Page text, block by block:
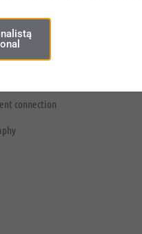
types
connection